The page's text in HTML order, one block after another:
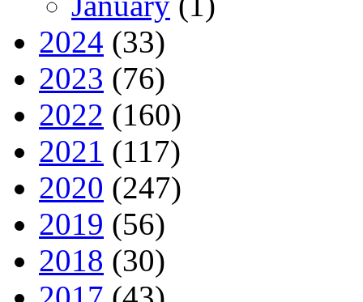
2024 (33)
2023 (76)
2022 (160)
2021 (117)
2020 (247)
2019 (56)
2018 (30)